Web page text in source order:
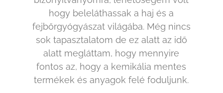
hogy beleláthassak a haj és a
fejbőrgyógyászat világába. Még nincs
sok tapasztalatom de ez alatt az idő
alatt megláttam, hogy mennyire
fontos az, hogy a kemikália mentes
termékek és anyagok felé foduljunk.